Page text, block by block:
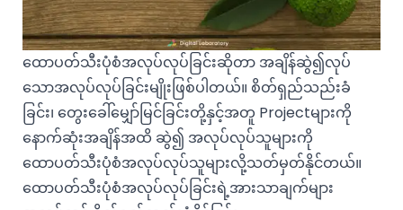
ထောပတ်သီးပုံစံအလုပ်လုပ်ခြင်းဆိုတာ အချိန်ဆွဲ၍လုပ်
သောအလုပ်လုပ်ခြင်းမျိုးဖြစ်ပါတယ်။ စိတ်ရှည်သည်းခံ
ခြင်း၊ တွေးခေါ်မျှော်မြင်ခြင်းတို့နှင့်အတူ Projectများကို
နောက်ဆုံးအချိန်အထိ ဆွဲ၍ အလုပ်လုပ်သူများကို
ထောပတ်သီးပုံစံအလုပ်လုပ်သူများလို့သတ်မှတ်နိုင်တယ်။
ထောပတ်သီးပုံစံအလုပ်လုပ်ခြင်းရဲ့အားသာချက်များ